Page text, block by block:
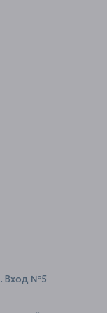
Вход №5